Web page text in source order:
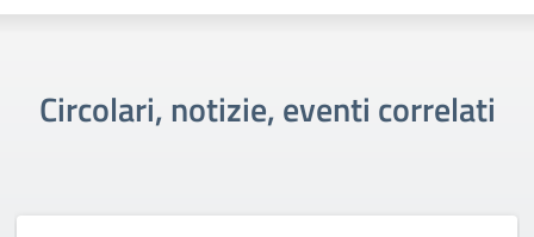
Circolari, notizie, eventi correlati